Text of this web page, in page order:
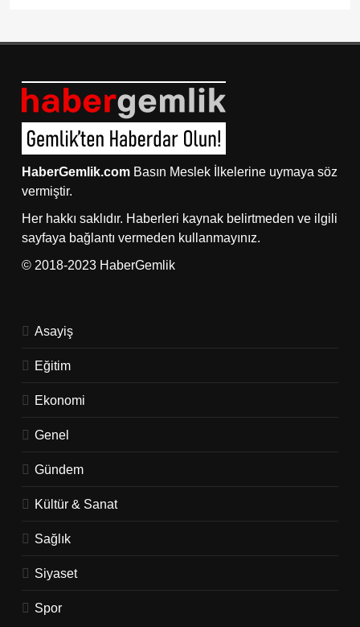
HaberGemlik.com Basın Meslek İlkelerine uymaya söz
vermiştir.
Her hakkı saklıdır. Haberleri kaynak belirtmeden ve ilgili
sayfaya bağlantı vermeden kullanmayınız.
© 2018-2023 HaberGemlik
Asayiş
Eğitim
Ekonomi
Genel
Gündem
Kültür & Sanat
Sağlık
Siyaset
Spor